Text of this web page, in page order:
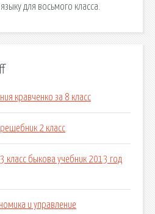
для восьмого класса.
кравченко за 8 класс
2 класс
3 класс быкова учебник 2013 год
и управление